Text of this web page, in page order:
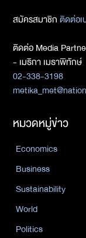
สมัครสมาชิกติดต่อ
ติดต่อ Media
- เมธิกา เมธาพิทักษ์
02-338-3198
หมวดหมู่ข่าว
Economics
Business
Sustainability
World
Politics